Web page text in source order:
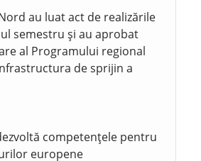
au luat act de realizările
semestru și au aprobat
al Programului regional
de sprijin a
competențele pentru
europene